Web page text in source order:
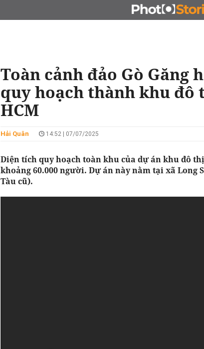
ĐẤU GIÁ - ĐẤU THẦU
Toàn cảnh đảo Gò Găng
quy hoạch thành khu đô
HCM
Hải Quân 14:52 | 07/07/2025
Diện tích quy hoạch toàn khu của dự án khu đô
khoảng 60.000 người. Dự án này nằm tại xã Long
Tàu cũ).